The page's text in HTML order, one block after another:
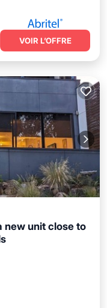
VOIR L’OFFRE
new unit close to